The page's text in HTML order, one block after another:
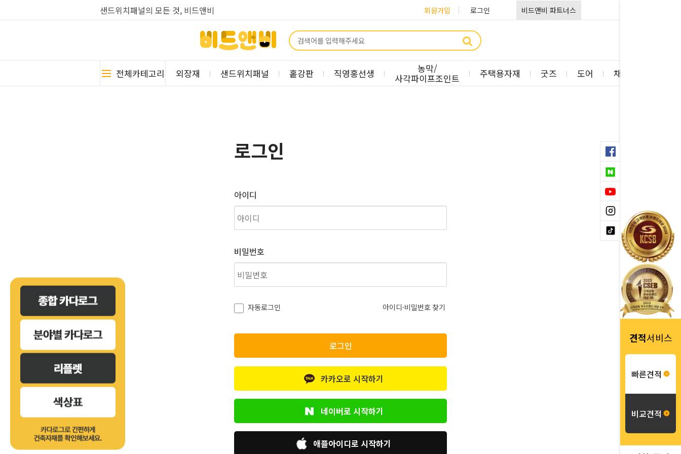
샌드위치패널의 모든 것, 비드앤비 회원가입 로그인 비드앤비 파트너스
전체카테고리 외장재 샌드위치패널 홑강판 직영홍선생
농막/
사각파이프조인트
주택용자재 굿즈 도어 채광판
견적서비스
빠른견적
비교견적
로그인
아이디
비밀번호
자동로그인 아이디·비밀번호 찾기
로그인
카카오로 시작하기
네이버로 시작하기
애플아이디로 시작하기